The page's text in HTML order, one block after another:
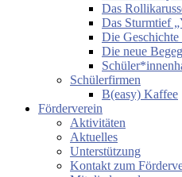
Das
Das Sturmtief
Die Geschichte
Die neue
Schülerfirmen
B(easy) Kaffee
Förderverein
Aktivitäten
Aktuelles
Unterstützung
Kontakt zum